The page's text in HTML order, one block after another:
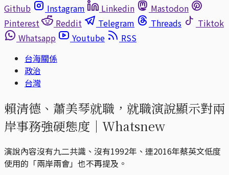
Github
Instagram Linkedin
Mastodon
Pinterest
Reddit Telegram Threads
Tiktok
Whatsapp
Youtube
RSS
台海關係
政治
台灣
賴清德、蕭美琴就職，就職演說顯示對兩
岸事務強硬態度｜Whatsnew
演說內容沒有九二共識、沒有1992年、連2016年蔡英文低度
使用的「兩岸兩會」也不再提及。